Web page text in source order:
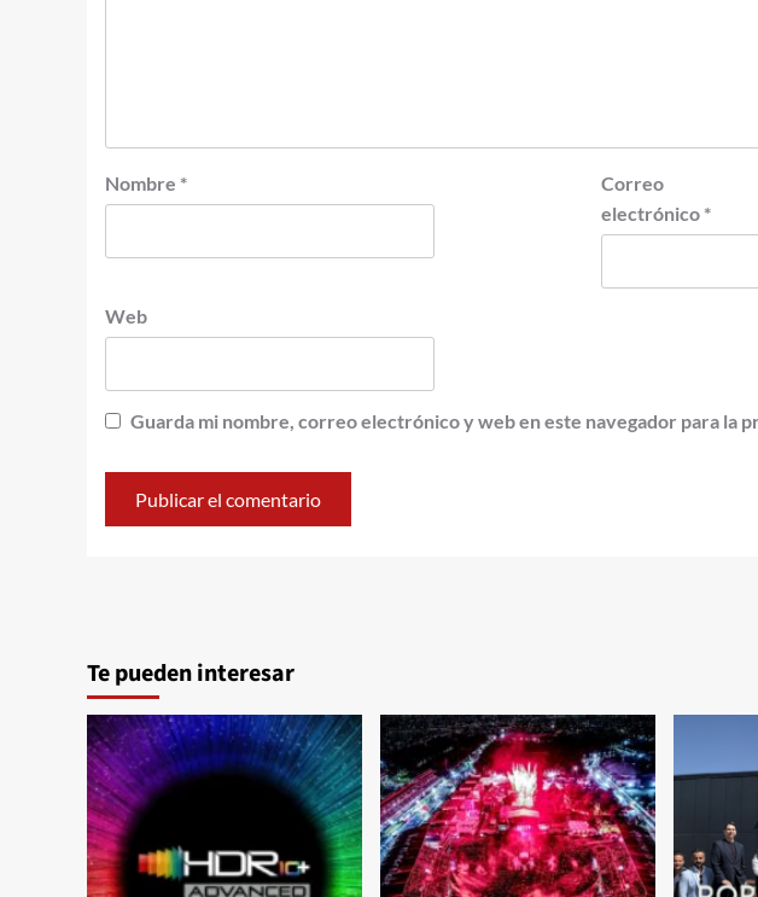
Nombre *
Correo
electrónico *
Web
Guarda mi nombre, correo electrónico y web en este navegador para la
Te pueden interesar